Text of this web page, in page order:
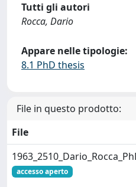
Tutti gli autori
Rocca, Dario
Appare nelle tipologie:
8.1 PhD thesis
File in questo prodotto:
File
accesso aperto